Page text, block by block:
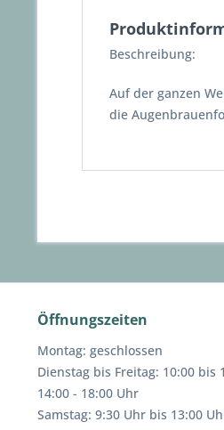
Beschreibung:
Auf der ganzen
die
Öffnungszeiten
Montag: geschlossen
Dienstag bis Freitag: 10:00 bis
14:00 - 18:00 Uhr
Samstag: 9:30 Uhr bis 13:00